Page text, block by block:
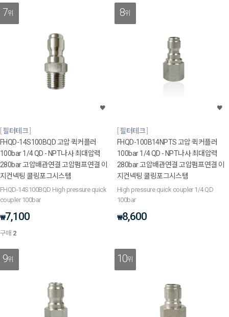
7위
필터테크
FHQD-14S100BQD 고압 퀵커플러
100bar 1/4 QD - NPT나사 최대압력
280bar 고압배관연결 고압펌프연결 이
지컨넥팅 쿨링포그시스템
FHQD-14S100BQD High pressure quick
coupler 100bar
₩7,100
구매 2
8위
필터테크
FHQD-100B14NPTS 고압 퀵커플러
100bar 1/4 QD - NPT나사 최대압력
280bar 고압배관연결 고압펌프연결 이
지컨넥팅 쿨링포그시스템
High pressure quick coupler 1/4 QD
100bar
₩8,600
9위 10위